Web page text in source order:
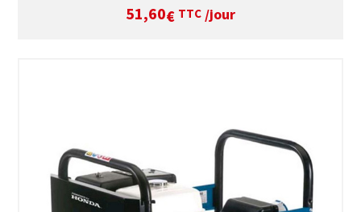
51,60€ TTC /jour